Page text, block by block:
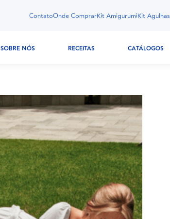
ContatoOnde ComprarKit AmigurumiKit Agulhas
SOBRE NÓS RECEITAS CATÁLOGOS